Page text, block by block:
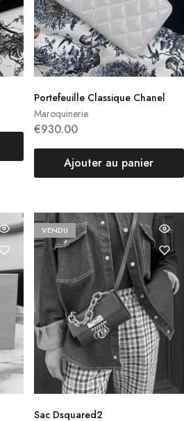
Maroquinerie
Portefeuille Classique Chanel
€930.00
Ajouter au panier
VENDU
Sac Dsquared2